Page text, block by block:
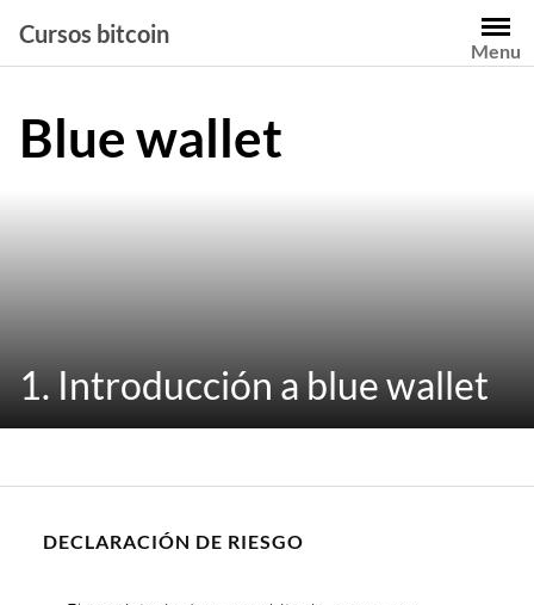
contenido
Cursos bitcoin
Menu
Blue wallet
1. Introducción a blue wallet
DECLARACIÓN DE RIESGO